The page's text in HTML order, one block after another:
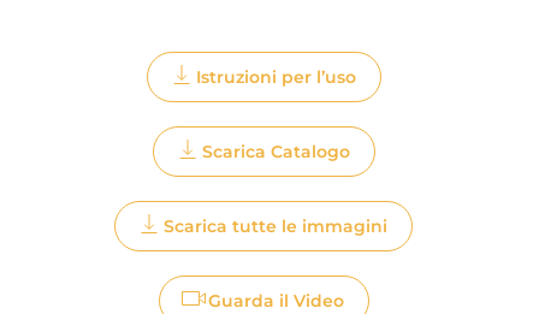
Istruzioni per l’uso
Scarica Catalogo
Scarica tutte le immagini
Guarda il Video